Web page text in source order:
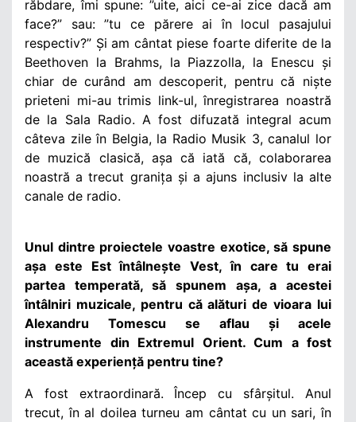
răbdare, îmi spune: ”uite, aici ce-ai zice dacă am
face?” sau: ”tu ce părere ai în locul pasajului
respectiv?” Și am cântat piese foarte diferite de la
Beethoven la Brahms, la Piazzolla, la Enescu și
chiar de curând am descoperit, pentru că niște
prieteni mi-au trimis link-ul, înregistrarea noastră
de la Sala Radio. A fost difuzată integral acum
câteva zile în Belgia, la Radio Musik 3, canalul lor
de muzică clasică, așa că iată că, colaborarea
noastră a trecut granița și a ajuns inclusiv la alte
canale de radio.
Unul dintre proiectele voastre exotice, să spune
așa este Est întâlnește Vest, în care tu erai
partea temperată, să spunem așa, a acestei
întâlniri muzicale, pentru că alături de vioara lui
Alexandru Tomescu se aflau și acele
instrumente din Extremul Orient. Cum a fost
această experiență pentru tine?
A fost extraordinară. Încep cu sfârșitul. Anul
trecut, în al doilea turneu am cântat cu un sari, în